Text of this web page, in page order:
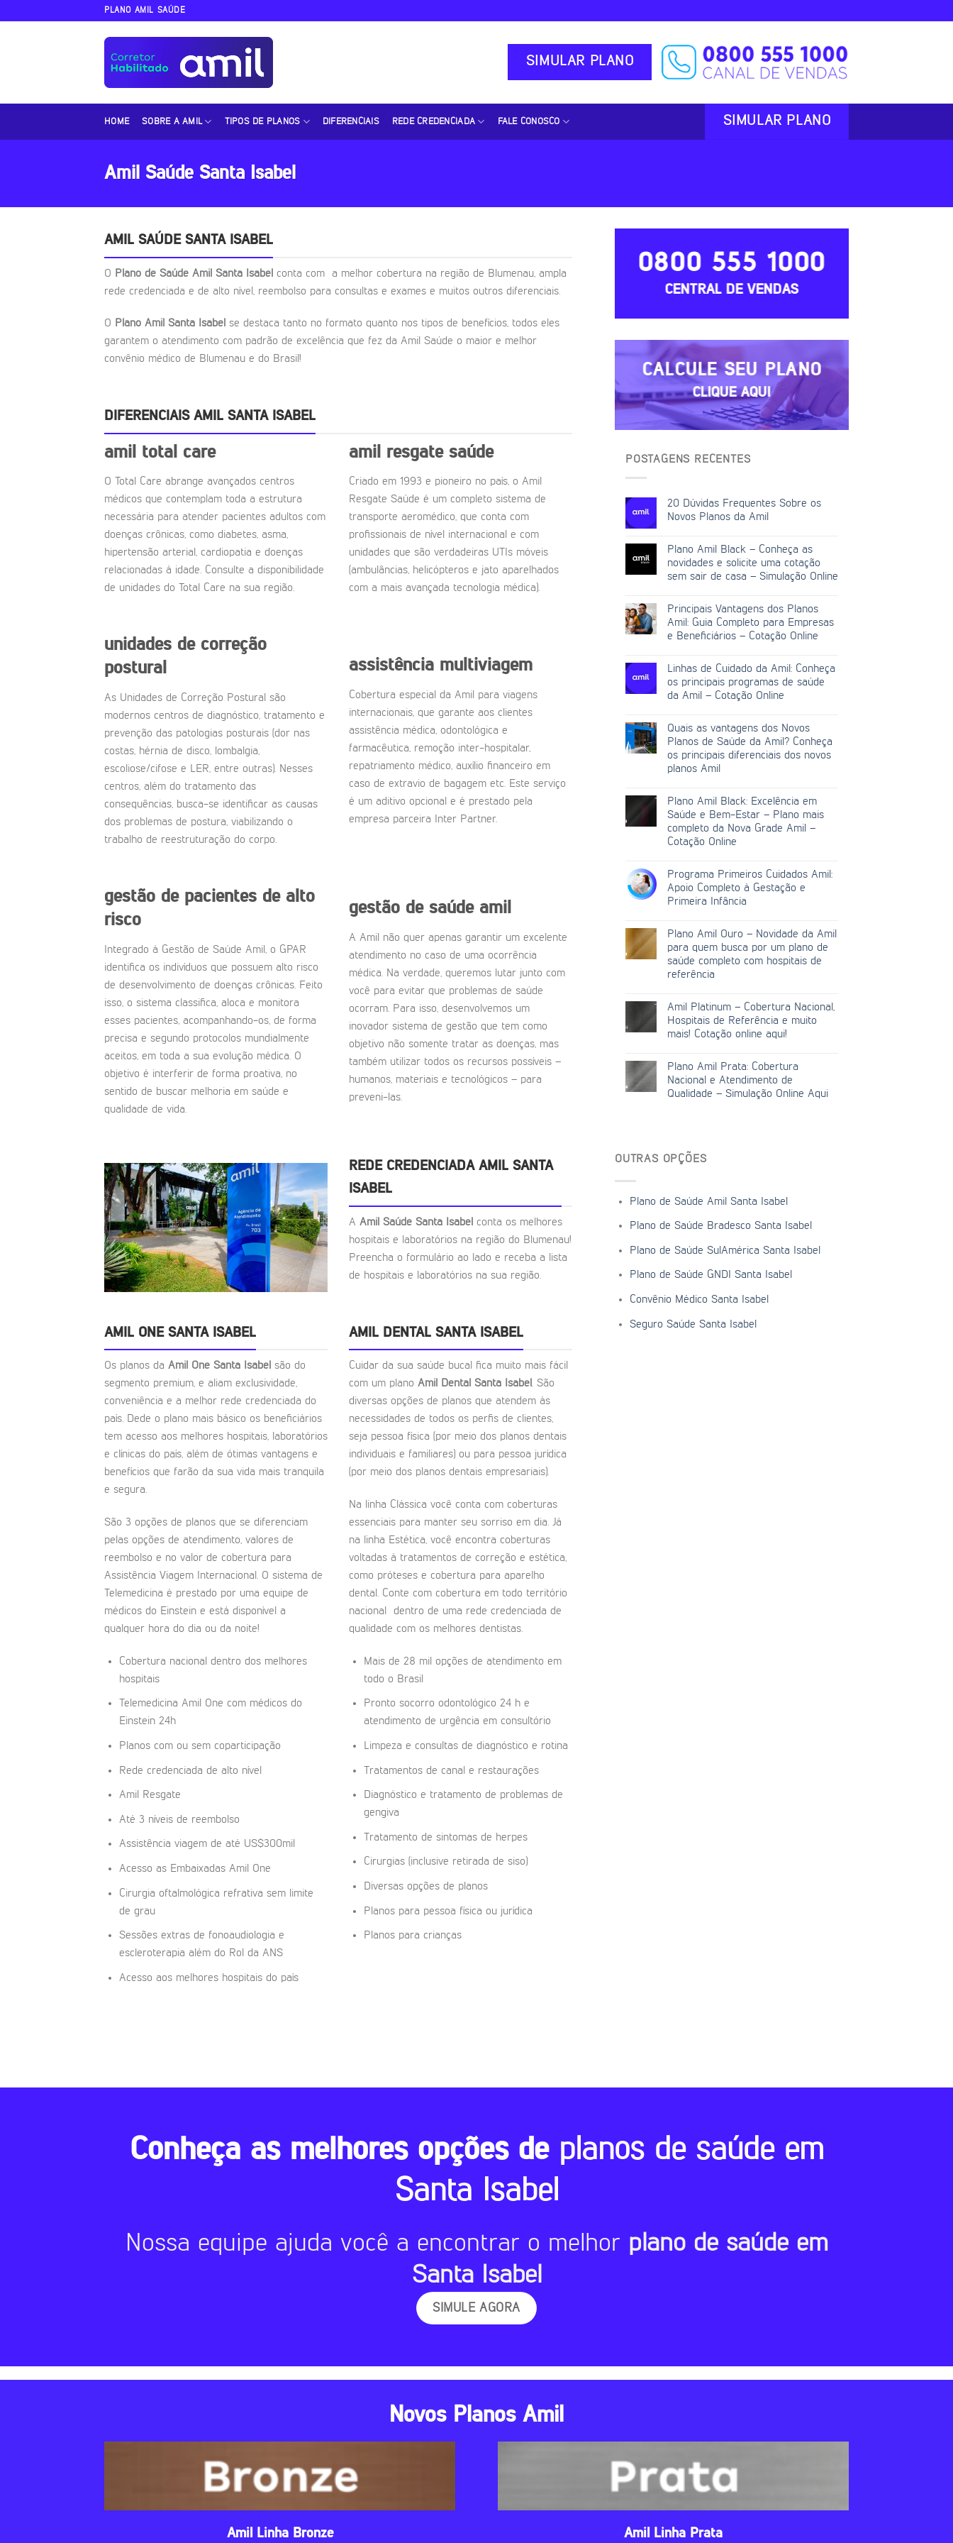
PLANO AMIL SAÚDE
SIMULAR PLANO
HOME SOBRE A AMIL TIPOS DE PLANOS DIFERENCIAIS REDE CREDENCIADA FALE CONOSCO SIMULAR PLANO
Amil Saúde Santa Isabel
AMIL SAÚDE SANTA ISABEL
O Plano de Saúde Amil Santa Isabel conta com a melhor cobertura na região de Blumenau, ampla
rede credenciada e de alto nível, reembolso para consultas e exames e muitos outros diferenciais.
O Plano Amil Santa Isabel se destaca tanto no formato quanto nos tipos de benefícios, todos eles
garantem o atendimento com padrão de excelência que fez da Amil Saúde o maior e melhor
convênio médico de Blumenau e do Brasil!
DIFERENCIAIS AMIL SANTA ISABEL
amil total care
O Total Care abrange avançados centros
médicos que contemplam toda a estrutura
necessária para atender pacientes adultos com
doenças crônicas, como diabetes, asma,
hipertensão arterial, cardiopatia e doenças
relacionadas à idade. Consulte a disponibilidade
de unidades do Total Care na sua região.
amil resgate saúde
Criado em 1993 e pioneiro no país, o Amil
Resgate Saúde é um completo sistema de
transporte aeromédico, que conta com
profissionais de nível internacional e com
unidades que são verdadeiras UTIs móveis
(ambulâncias, helicópteros e jato aparelhados
com a mais avançada tecnologia médica).
unidades de correção
postural
As Unidades de Correção Postural são
modernos centros de diagnóstico, tratamento e
prevenção das patologias posturais (dor nas
costas, hérnia de disco, lombalgia,
escoliose/cifose e LER, entre outras). Nesses
centros, além do tratamento das
consequências, busca-se identificar as causas
dos problemas de postura, viabilizando o
trabalho de reestruturação do corpo.
assistência multiviagem
Cobertura especial da Amil para viagens
internacionais, que garante aos clientes
assistência médica, odontológica e
farmacêutica, remoção inter-hospitalar,
repatriamento médico, auxílio financeiro em
caso de extravio de bagagem etc. Este serviço
é um aditivo opcional e é prestado pela
empresa parceira Inter Partner.
gestão de pacientes de alto
risco
Integrado à Gestão de Saúde Amil, o GPAR
identifica os indivíduos que possuem alto risco
de desenvolvimento de doenças crônicas. Feito
isso, o sistema classifica, aloca e monitora
esses pacientes, acompanhando-os, de forma
precisa e segundo protocolos mundialmente
aceitos, em toda a sua evolução médica. O
objetivo é interferir de forma proativa, no
sentido de buscar melhoria em saúde e
qualidade de vida.
gestão de saúde amil
A Amil não quer apenas garantir um excelente
atendimento no caso de uma ocorrência
médica. Na verdade, queremos lutar junto com
você para evitar que problemas de saúde
ocorram. Para isso, desenvolvemos um
inovador sistema de gestão que tem como
objetivo não somente tratar as doenças, mas
também utilizar todos os recursos possíveis –
humanos, materiais e tecnológicos – para
preveni-las.
REDE CREDENCIADA AMIL SANTA
ISABEL
A Amil Saúde Santa Isabel conta os melhores
hospitais e laboratórios na região do Blumenau!
Preencha o formulário ao lado e receba a lista
de hospitais e laboratórios na sua região.
AMIL ONE SANTA ISABEL
Os planos da Amil One Santa Isabel são do
segmento premium, e aliam exclusividade,
conveniência e a melhor rede credenciada do
país. Dede o plano mais básico os beneficiários
tem acesso aos melhores hospitais, laboratórios
e clínicas do país, além de ótimas vantagens e
benefícios que farão da sua vida mais tranquila
e segura.
São 3 opções de planos que se diferenciam
pelas opções de atendimento, valores de
reembolso e no valor de cobertura para
Assistência Viagem Internacional. O sistema de
Telemedicina é prestado por uma equipe de
médicos do Einstein e está disponível a
qualquer hora do dia ou da noite!
Cobertura nacional dentro dos melhores
hospitais
Telemedicina Amil One com médicos do
Einstein 24h
Planos com ou sem coparticipação
Rede credenciada de alto nível
Amil Resgate
Até 3 níveis de reembolso
Assistência viagem de até US$300mil
Acesso as Embaixadas Amil One
Cirurgia oftalmológica refrativa sem limite
de grau
Sessões extras de fonoaudiologia e
escleroterapia além do Rol da ANS
Acesso aos melhores hospitais do país
AMIL DENTAL SANTA ISABEL
Cuidar da sua saúde bucal fica muito mais fácil
com um plano Amil Dental Santa Isabel. São
diversas opções de planos que atendem às
necessidades de todos os perfis de clientes,
seja pessoa física (por meio dos planos dentais
individuais e familiares) ou para pessoa jurídica
(por meio dos planos dentais empresariais).
Na linha Clássica você conta com coberturas
essenciais para manter seu sorriso em dia. Já
na linha Estética, você encontra coberturas
voltadas à tratamentos de correção e estética,
como próteses e cobertura para aparelho
dental. Conte com cobertura em todo território
nacional dentro de uma rede credenciada de
qualidade com os melhores dentistas.
Mais de 28 mil opções de atendimento em
todo o Brasil
Pronto socorro odontológico 24 h e
atendimento de urgência em consultório
Limpeza e consultas de diagnóstico e rotina
Tratamentos de canal e restaurações
Diagnóstico e tratamento de problemas de
gengiva
Tratamento de sintomas de herpes
Cirurgias (inclusive retirada de siso)
Diversas opções de planos
Planos para pessoa física ou jurídica
Planos para crianças
0800 555 1000
CENTRAL DE VENDAS
CALCULE SEU PLANO
CLIQUE AQUI
POSTAGENS RECENTES
20 Dúvidas Frequentes Sobre os
Novos Planos da Amil
Plano Amil Black – Conheça as
novidades e solicite uma cotação
sem sair de casa – Simulação Online
Principais Vantagens dos Planos
Amil: Guia Completo para Empresas
e Beneficiários – Cotação Online
Linhas de Cuidado da Amil: Conheça
os principais programas de saúde
da Amil – Cotação Online
Quais as vantagens dos Novos
Planos de Saúde da Amil? Conheça
os principais diferenciais dos novos
planos Amil
Plano Amil Black: Excelência em
Saúde e Bem-Estar – Plano mais
completo da Nova Grade Amil –
Cotação Online
Programa Primeiros Cuidados Amil:
Apoio Completo à Gestação e
Primeira Infância
Plano Amil Ouro – Novidade da Amil
para quem busca por um plano de
saúde completo com hospitais de
referência
Amil Platinum – Cobertura Nacional,
Hospitais de Referência e muito
mais! Cotação online aqui!
Plano Amil Prata: Cobertura
Nacional e Atendimento de
Qualidade – Simulação Online Aqui
OUTRAS OPÇÕES
Plano de Saúde Amil Santa Isabel
Plano de Saúde Bradesco Santa Isabel
Plano de Saúde SulAmérica Santa Isabel
Plano de Saúde GNDI Santa Isabel
Convênio Médico Santa Isabel
Seguro Saúde Santa Isabel
Conheça as melhores opções de planos de saúde em
Santa Isabel
Nossa equipe ajuda você a encontrar o melhor plano de saúde em
Santa Isabel
SIMULE AGORA
Novos Planos Amil
Amil Linha Bronze Amil Linha Prata